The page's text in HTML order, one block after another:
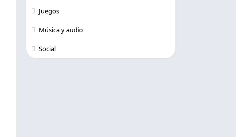
Juegos
Música y audio
Social